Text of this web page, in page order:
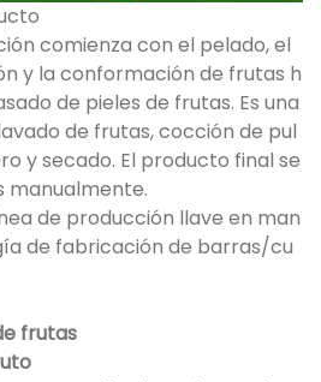
comienza con el pelado, el
y la conformación de frutas h
de pieles de frutas. Es una
de frutas, cocción de pul
y secado. El producto final se
manualmente.
de producción llave en man
de fabricación de barras/cu
frutas